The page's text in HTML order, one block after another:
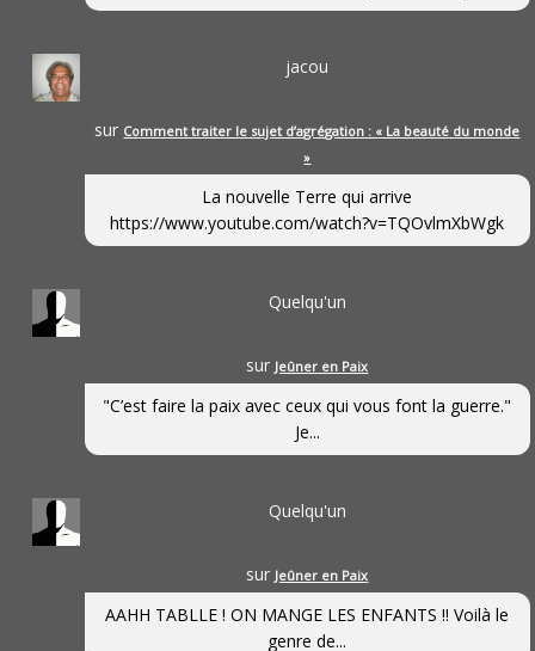
jacou
sur Comment traiter le sujet d’agrégation : « La beauté du monde
»
La nouvelle Terre qui arrive
https://www.youtube.com/watch?v=TQOvlmXbWgk
Quelqu'un
sur Jeûner en Paix
"C’est faire la paix avec ceux qui vous font la guerre."
Je...
Quelqu'un
sur Jeûner en Paix
AAHH TABLLE ! ON MANGE LES ENFANTS !! Voilà le
genre de...